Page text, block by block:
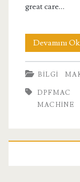
great care…
Devamını
BILGI
MACHINE